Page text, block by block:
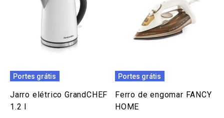
Portes grátis
Jarro elétrico GrandCHEF
1.2 l
Portes grátis
Ferro de engomar FANCY
HOME